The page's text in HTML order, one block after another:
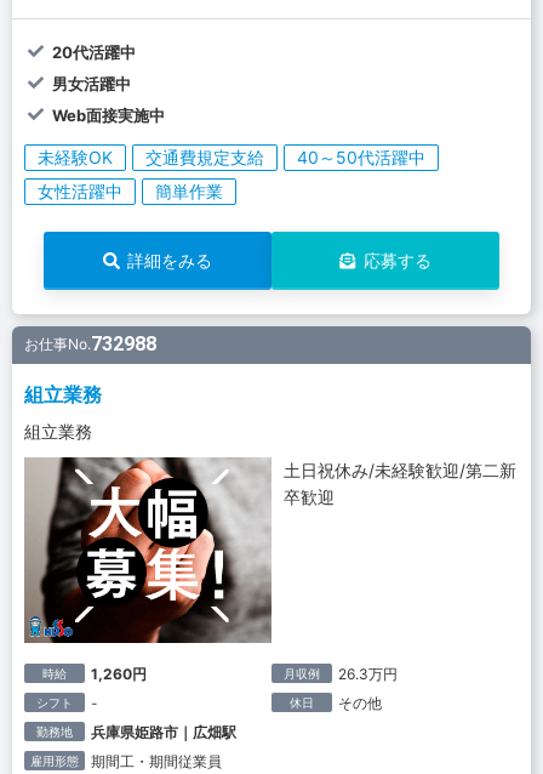
20代活躍中
男女活躍中
Web面接実施中
未経験OK 交通費規定支給
40～50代活躍中
女性活躍中
簡単作業
詳細をみる 応募する
お仕事No.732988
組立業務
組立業務
土日祝休み/未経験歓迎/第二新
卒歓迎
時給 1,260円 月収例 26.3万円
シフト - 休日 その他
勤務地 兵庫県姫路市｜広畑駅
雇用形態 期間工・期間従業員